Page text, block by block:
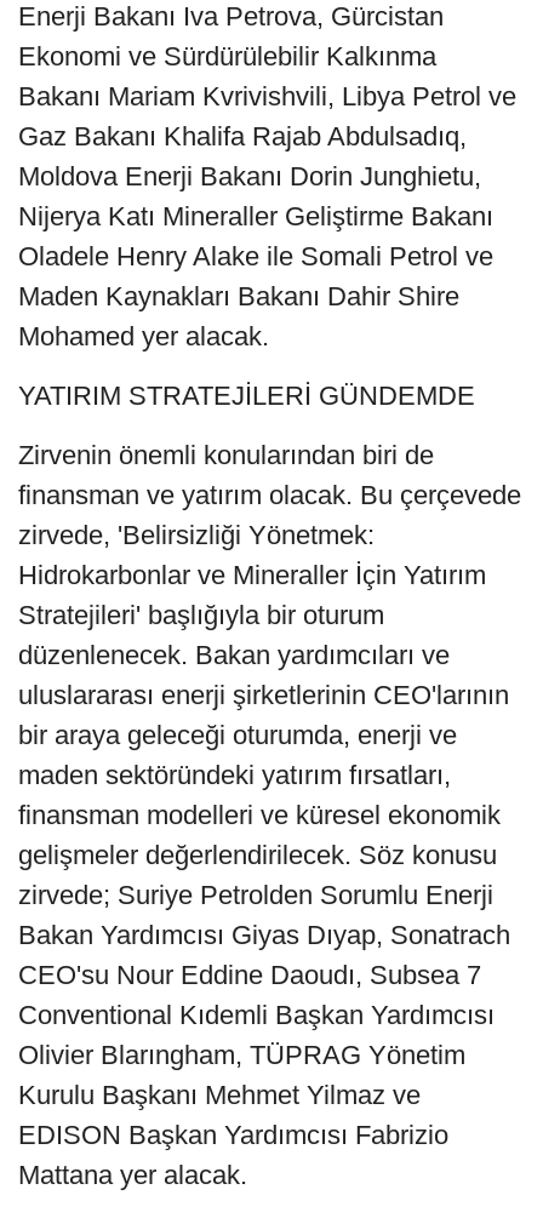
Enerji Bakanı Iva Petrova, Gürcistan
Ekonomi ve Sürdürülebilir Kalkınma
Bakanı Mariam Kvrivishvili, Libya Petrol ve
Gaz Bakanı Khalifa Rajab Abdulsadıq,
Moldova Enerji Bakanı Dorin Junghietu,
Nijerya Katı Mineraller Geliştirme Bakanı
Oladele Henry Alake ile Somali Petrol ve
Maden Kaynakları Bakanı Dahir Shire
Mohamed yer alacak.
YATIRIM STRATEJİLERİ GÜNDEMDE
Zirvenin önemli konularından biri de
finansman ve yatırım olacak. Bu çerçevede
zirvede, 'Belirsizliği Yönetmek:
Hidrokarbonlar ve Mineraller İçin Yatırım
Stratejileri' başlığıyla bir oturum
düzenlenecek. Bakan yardımcıları ve
uluslararası enerji şirketlerinin CEO'larının
bir araya geleceği oturumda, enerji ve
maden sektöründeki yatırım fırsatları,
finansman modelleri ve küresel ekonomik
gelişmeler değerlendirilecek. Söz konusu
zirvede; Suriye Petrolden Sorumlu Enerji
Bakan Yardımcısı Giyas Dıyap, Sonatrach
CEO'su Nour Eddine Daoudı, Subsea 7
Conventional Kıdemli Başkan Yardımcısı
Olivier Blarıngham, TÜPRAG Yönetim
Kurulu Başkanı Mehmet Yilmaz ve
EDISON Başkan Yardımcısı Fabrizio
Mattana yer alacak.